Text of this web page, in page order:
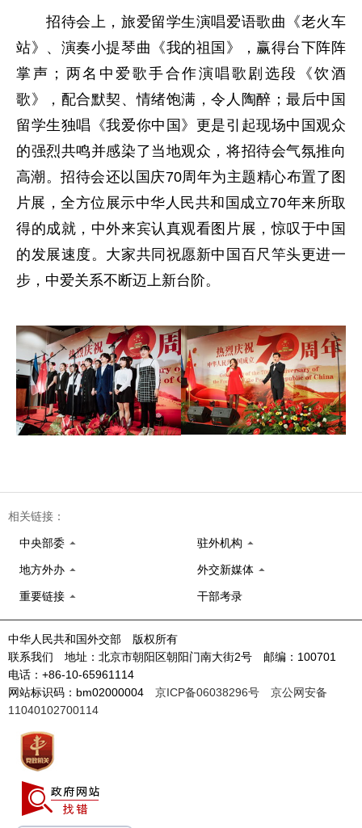
招待会上，旅爱留学生演唱爱语歌曲《老火车
站》、演奏小提琴曲《我的祖国》，赢得台下阵阵
掌声；两名中爱歌手合作演唱歌剧选段《饮酒
歌》，配合默契、情绪饱满，令人陶醉；最后中国
留学生独唱《我爱你中国》更是引起现场中国观众
的强烈共鸣并感染了当地观众，将招待会气氛推向
高潮。招待会还以国庆70周年为主题精心布置了图
片展，全方位展示中华人民共和国成立70年来所取
得的成就，中外来宾认真观看图片展，惊叹于中国
的发展速度。大家共同祝愿新中国百尺竿头更进一
步，中爱关系不断迈上新台阶。
相关链接：
中央部委 驻外机构
地方外办 外交新媒体
重要链接 干部考录
中华人民共和国外交部 版权所有
联系我们 地址：北京市朝阳区朝阳门南大街2号 邮编：100701
电话：+86-10-65961114
网站标识码：bm02000004 京ICP备06038296号
京公网安备
11040102700114